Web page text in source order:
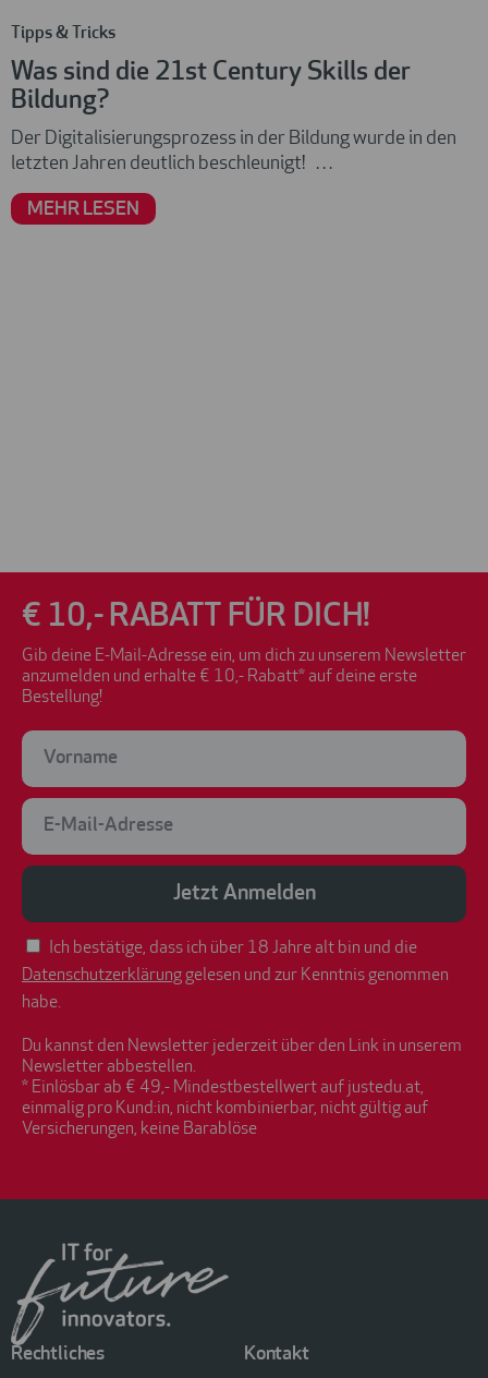
Tipps & Tricks
Was sind die 21st Century Skills der
Bildung?
Der Digitalisierungsprozess in der Bildung wurde in den
letzten Jahren deutlich beschleunigt! …
MEHR LESEN
€ 10,- RABATT FÜR DICH!
Gib deine E-Mail-Adresse ein, um dich zu unserem Newsletter
anzumelden und erhalte € 10,- Rabatt* auf deine erste
Bestellung!
Ich bestätige, dass ich über 18 Jahre alt bin und die
Datenschutzerklärunggelesen und zur Kenntnis genommen
habe.
Jetzt Anmelden
Du kannst den Newsletter jederzeit über den Link in unserem
Newsletter abbestellen.
* Einlösbar ab € 49,- Mindestbestellwert auf justedu.at,
einmalig pro Kund:in, nicht kombinierbar, nicht gültig auf
Versicherungen, keine Barablöse
Rechtliches Kontakt